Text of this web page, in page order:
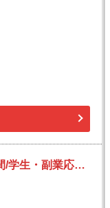
【早朝】5時～8時/週2日～OK/短時間/学生・副業応援/未経験も安心の簡単宅配仕分けバイト